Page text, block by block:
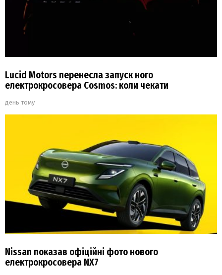
Lucid Motors перенесла запуск ного
електрокросовера Cosmos: коли чекати
день тому
Nissan показав офіційні фото нового
електрокросовера NX7